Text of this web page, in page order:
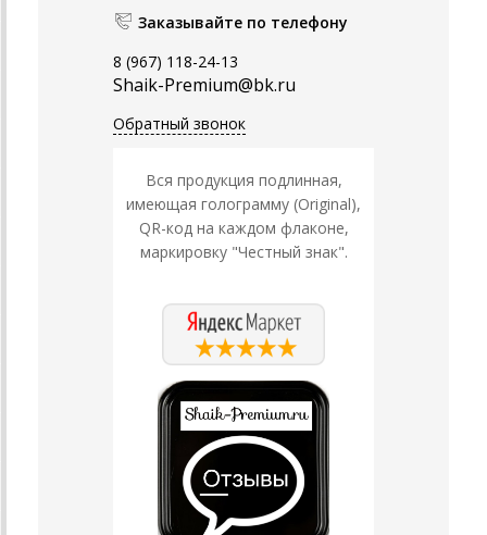
Заказывайте по телефону
8 (967) 118-24-13
Shaik-Premium@bk.ru
Обратный звонок
Вся продукция подлинная,
имеющая голограмму (Original),
QR-код на каждом флаконе,
маркировку "Честный знак".